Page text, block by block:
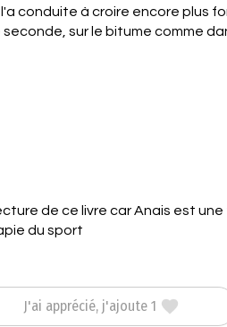
conduite à croire encore plus
sur le bitume comme
de ce livre car Anais est
du sport
J'ai apprécié, j'ajoute 1